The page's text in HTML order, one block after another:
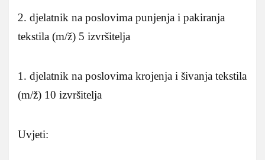
2. djelatnik na poslovima punjenja i pakiranja
tekstila (m/ž) 5 izvršitelja
1. djelatnik na poslovima krojenja i šivanja tekstila
(m/ž) 10 izvršitelja
Uvjeti: